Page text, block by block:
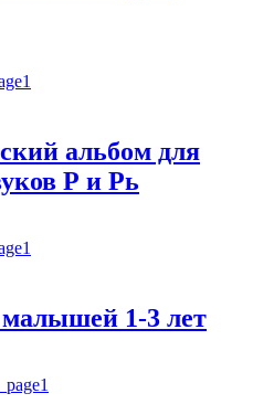
альбом для
Р и Рь
малышей 1-3 лет